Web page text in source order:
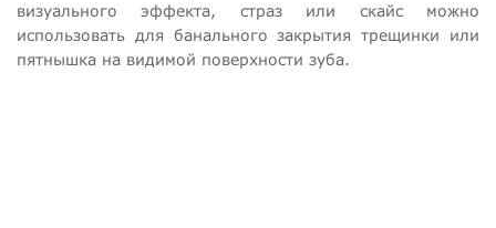
визуального эффекта, страз или скайс можно
использовать для банального закрытия трещинки или
пятнышка на видимой поверхности зуба.